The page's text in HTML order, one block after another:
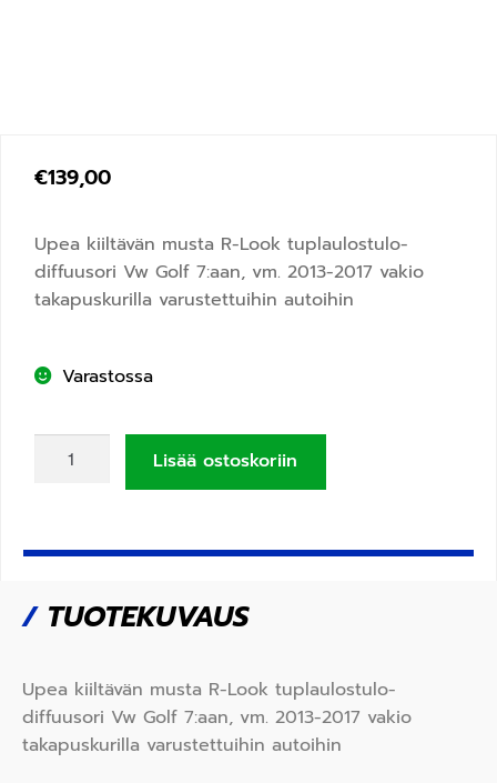
€139,00
Upea kiiltävän musta R-Look tuplaulostulo-
diffuusori Vw Golf 7:aan, vm. 2013-2017 vakio
takapuskurilla varustettuihin autoihin
Varastossa
Lisää ostoskoriin
/TUOTEKUVAUS
Upea kiiltävän musta R-Look tuplaulostulo-
diffuusori Vw Golf 7:aan, vm. 2013-2017 vakio
takapuskurilla varustettuihin autoihin